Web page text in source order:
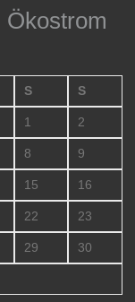
Ökostrom
S S
1 2
8 9
15 16
22 23
29 30